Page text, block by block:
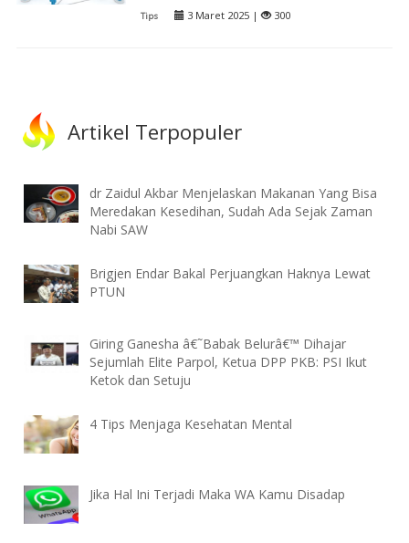
Tips 3 Maret 2025 | 300
Artikel Terpopuler
dr Zaidul Akbar Menjelaskan Makanan Yang Bisa
Meredakan Kesedihan, Sudah Ada Sejak Zaman
Nabi SAW
Brigjen Endar Bakal Perjuangkan Haknya Lewat
PTUN
Giring Ganesha â€˜Babak Belurâ€™ Dihajar
Sejumlah Elite Parpol, Ketua DPP PKB: PSI Ikut
Ketok dan Setuju
4 Tips Menjaga Kesehatan Mental
Jika Hal Ini Terjadi Maka WA Kamu Disadap